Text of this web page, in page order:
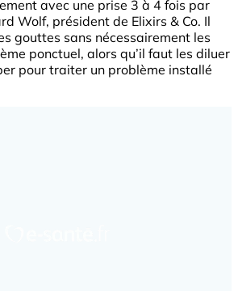
avec une prise 3 à 4 fois par
Wolf, président de Elixirs & Co. Il
gouttes sans nécessairement les
ponctuel, alors qu’il faut les diluer
pour traiter un problème installé